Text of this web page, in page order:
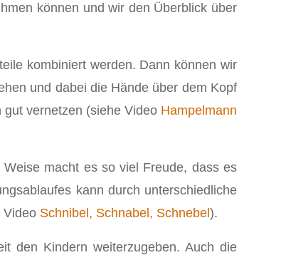
können und wir den Überblick über
kombiniert werden. Dann können wir
und dabei die Hände über dem Kopf
vernetzen (siehe Video Hampelmann
macht es so viel Freude, dass es
kann durch unterschiedliche
Video Schnibel, Schnabel, Schnebel ).
den Kindern weiterzugeben. Auch die